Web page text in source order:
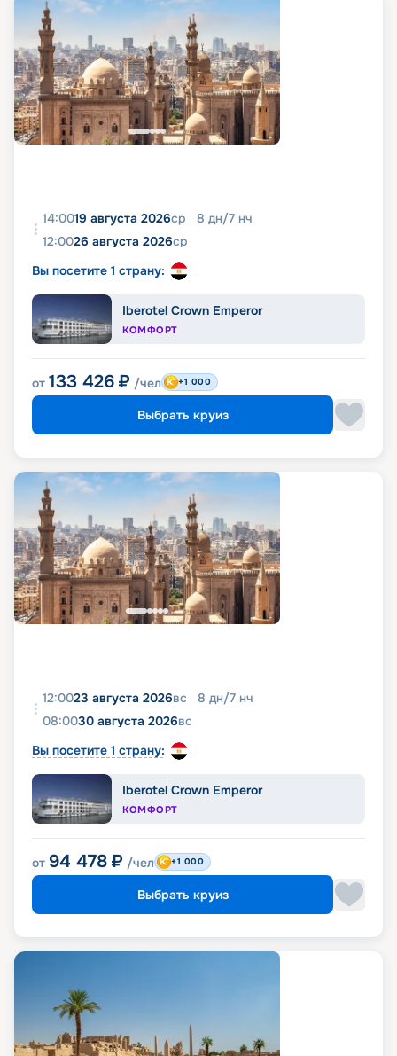
14:0019 августа 2026ср 8 дн/7 нч
12:0026 августа 2026ср
Вы посетите 1 страну:
Iberotel Crown Emperor
КОМФОРТ
от 133 426 ₽ /чел +1 000
Выбрать круиз
12:0023 августа 2026вс 8 дн/7 нч
08:0030 августа 2026вс
Вы посетите 1 страну:
Iberotel Crown Emperor
КОМФОРТ
от 94 478 ₽ /чел +1 000
Выбрать круиз